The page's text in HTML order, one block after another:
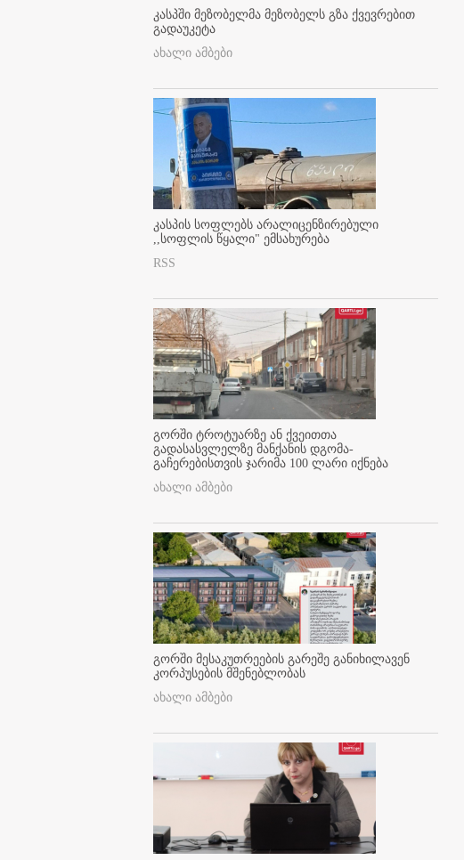
კასპში მეზობელმა მეზობელს გზა ქვევრებით
გადაუკეტა
ახალი ამბები
კასპის სოფლებს არალიცენზირებული
,,სოფლის წყალი" ემსახურება
RSS
გორში ტროტუარზე ან ქვეითთა
გადასასვლელზე მანქანის დგომა-
გაჩერებისთვის ჯარიმა 100 ლარი იქნება
ახალი ამბები
გორში მესაკუთრეების გარეშე განიხილავენ
კორპუსების მშენებლობას
ახალი ამბები